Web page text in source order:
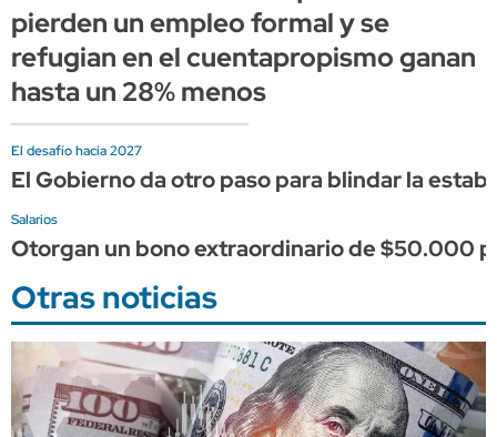
pierden un empleo formal y se
refugian en el cuentapropismo ganan
hasta un 28% menos
El desafío hacia 2027
El Gobierno da otro paso para blindar la
Salarios
Otorgan un bono extraordinario de $50.000
Otras noticias